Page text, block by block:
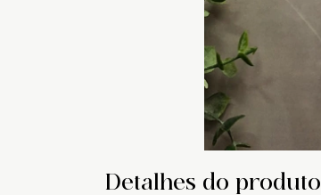
Detalhes do produto